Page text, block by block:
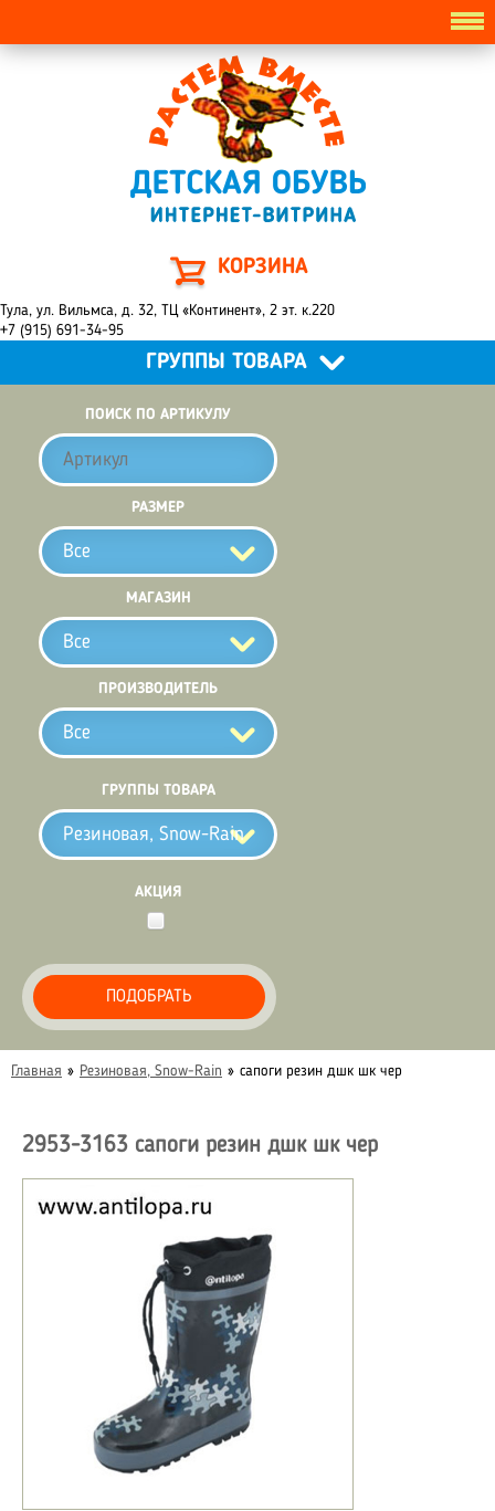
КОРЗИНА
Тула, ул. Вильмса, д. 32, ТЦ «Континент», 2 эт. к.220
+7 (915) 691-34-95
ГРУППЫ ТОВАРА
ПОИСК ПО АРТИКУЛУ
РАЗМЕР
Все
МАГАЗИН
Все
ПРОИЗВОДИТЕЛЬ
Все
ГРУППЫ ТОВАРА
Резиновая, Snow-Rain
АКЦИЯ
ПОДОБРАТЬ
Главная » Резиновая, Snow-Rain » сапоги резин дшк шк чер
2953-3163 сапоги резин дшк шк чер